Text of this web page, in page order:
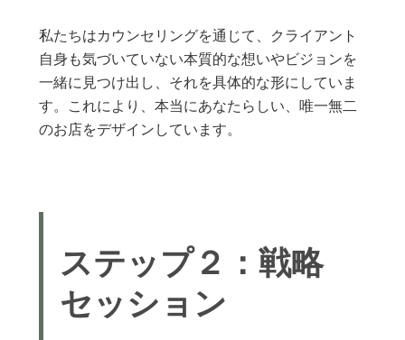
私たちはカウンセリングを通じて、クライアント
自身も気づいていない本質的な想いやビジョンを
一緒に見つけ出し、それを具体的な形にしていま
す。これにより、本当にあなたらしい、唯一無二
のお店をデザインしています。
ステップ２：戦略
セッション